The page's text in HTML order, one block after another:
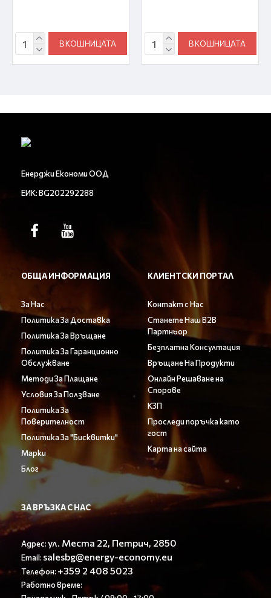
В КОШНИЦАТА В КОШНИЦАТА
Енерджи Економи ООД
ЕИК: BG202292288
ОБЩА ИНФОРМАЦИЯ
За Нас
Политика За Доставка
Политика За Връщане
Политика За Гаранционно
Обслужване
Методи За Плащане
Условия За Ползване
Политика За
Поверителност
Политика За "Бисквитки"
Марки
Блог
КЛИЕНТСКИ ПОРТАЛ
Контакт с Нас
Станете Наш B2B
Партньор
Безплатна Консултация
Връщане На Продукти
Онлайн Решаване на
Спорове
КЗП
Проследи поръчка като
гост
Карта на сайта
ЗА ВРЪЗКА С НАС
Адрес:ул. Места 22, Петрич, 2850
Email: salesbg@energy-economy.eu
Телефон: +359 2 408 5023
Работно време: